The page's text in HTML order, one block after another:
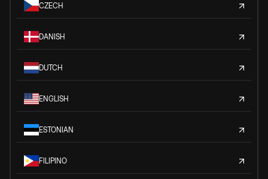
CZECH
DANISH
DUTCH
ENGLISH
ESTONIAN
FILIPINO